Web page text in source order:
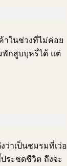
าในช่วงที่ไม่ค่อย
พักสูบบุหรี่ได้ แต่
ว่าเป็นชมรมที่เว่อ
ระชดชีวิต ถึงจะ